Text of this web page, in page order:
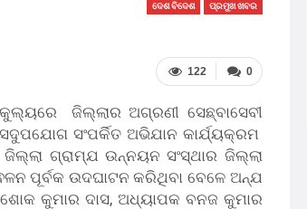
ଦେଶ ବିଦେଶ ପ୍ରମୁଖ ଖବର
0
122
ଜିଲ୍ଲାର ଅଗ୍ରଣୀ ସେଛ୍ବାସେବୀ
ସଂପର୍କିତ ଅଭିଯାନ କାର୍ଯ୍ୟକ୍ରମ
ଗ୍ରାମ୍ଯ ଉନ୍ନୟନ ସଂସ୍ଥାର ଜିଲ୍ଲା
ପୂର୍ବକ ଉଦଘାଟନ କରିଥିବା ବେଳେ ଅନ୍ଯ
କୁମାର ଦାସ, ଅଧ୍ୟାପକ ବନଜ କୁମାର